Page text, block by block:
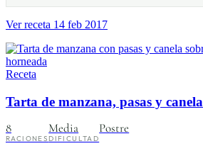
Ver receta 14 feb 2017
Receta
Tarta de manzana, pasas y canela
8
RACIONES
Media
DIFICULTAD
Postre